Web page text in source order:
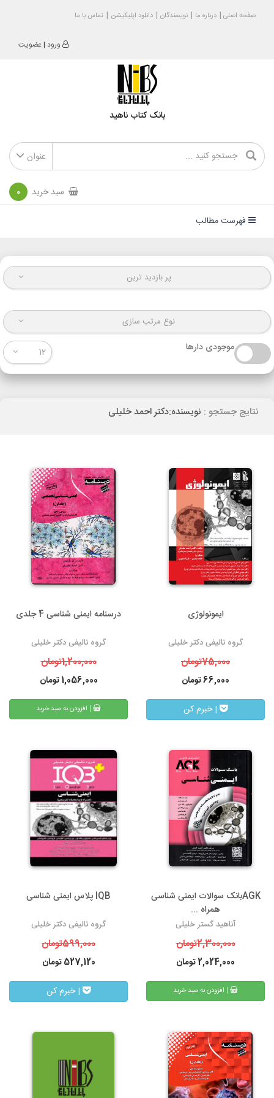
صفحه اصلی درباره ما نویسندگان دانلود اپلیکیشن تماس با ما
ورود |عضویت
بانک کتاب ناهید
عنوان
سبد خرید 0
فهرست مطالب
پر بازدید ترین
نوع مرتب سازی
موجودی دارها 12
نتایج جستجو : نویسنده:دکتر احمد خلیلی
ایمونولوژی
گروه تالیفی دکتر خلیلی
75,000تومان
66,000تومان
| خبرم کن
درسنامه ایمنی شناسی 4 جلدی
گروه تالیفی دکتر خلیلی
1,200,000تومان
1,056,000تومان
| افزودن به سبد خرید
AGKبانک سوالات ایمنی شناسی
همراه ...
آناهید گستر خلیلی
2,300,000تومان
2,024,000تومان
| افزودن به سبد خرید
IQB پلاس ایمنی شناسی
گروه تالیفی دکتر خلیلی
599,000تومان
527,120تومان
| خبرم کن